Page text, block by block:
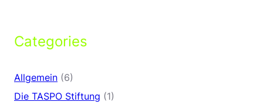
Categories
Allgemein (6)
Die TASPO Stiftung (1)